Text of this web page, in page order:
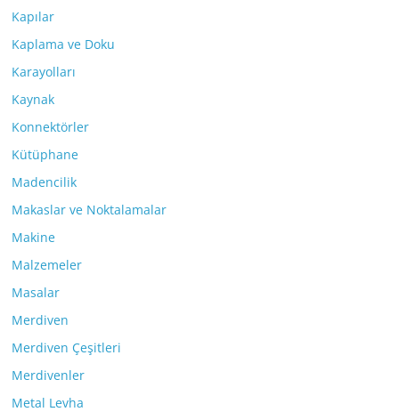
Kapılar
Kaplama ve Doku
Karayolları
Kaynak
Konnektörler
Kütüphane
Madencilik
Makaslar ve Noktalamalar
Makine
Malzemeler
Masalar
Merdiven
Merdiven Çeşitleri
Merdivenler
Metal Levha